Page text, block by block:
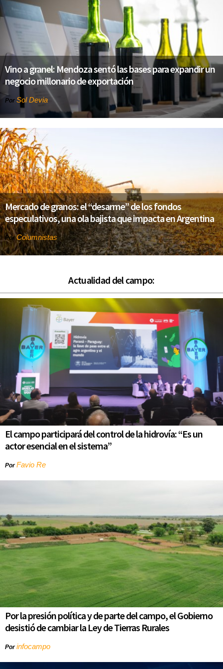
Vino a granel: Mendoza sentó las bases para expandir un
negocio millonario de exportación
Por Sol Devia
Mercado de granos: el “desarme” de los fondos
especulativos, una ola bajista que impacta en Argentina
PorColumnistas
Actualidad del campo:
El campo participará del control de la hidrovía: “Es un
actor esencial en el sistema”
PorFavio Re
Por la presión política y de parte del campo, el Gobierno
desistió de cambiar la Ley de Tierras Rurales
Porinfocampo